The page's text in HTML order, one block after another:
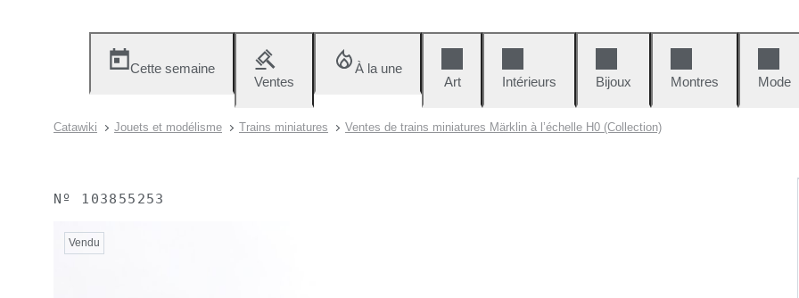
Cette semaine
Ventes
À la une
Art
Intérieurs Bijoux Montres Mode
Catawiki Jouets et modélisme Trains miniatures Ventes de trains miniatures Märklin à l’échelle H0 (Collection)
Nº 103855253
Vendu